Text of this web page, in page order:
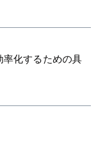
率化するための具